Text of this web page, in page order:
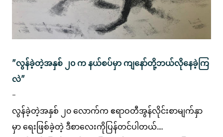
"လွန်ခဲ့တဲ့အနှစ် ၂၀ က နယ်စပ်မှာ ကျနော်တို့ဘယ်လိုနေခဲ့ကြ
လဲ"
-
လွန်ခဲ့တဲ့အနှစ် ၂၀ လောက်က ဧရာဝတီအွန်လိုင်းစာမျက်နှာ
မှာ ရေးဖြစ်ခဲ့တဲ့ ဒီစာလေးကိုပြန်တင်ပါတယ်....